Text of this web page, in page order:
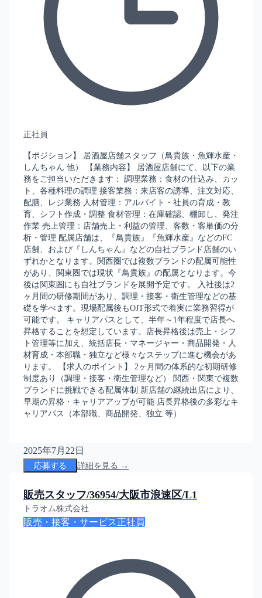
正社員
【ポジション】 居酒屋店舗スタッフ（鳥貴族・魚輝水産・
しんちゃん 他） 【業務内容】 居酒屋店舗にて、以下の業
務をご担当いただきます： 調理業務：食材の仕込み、カッ
ト、各種料理の調理 接客業務：来店客の誘導、注文対応、
配膳、レジ業務 人材管理：アルバイト・社員の育成・教
育、シフト作成・調整 食材管理：在庫確認、棚卸し、発注
作業 売上管理：店舗売上・利益の管理、客数・客単価の分
析・管理 配属店舗は、『鳥貴族』『魚輝水産』などのFC
店舗、および『しんちゃん』などの自社ブランド店舗のい
ずれかとなります。関西圏では複数ブランドの配属可能性
があり、関東圏では現状『鳥貴族』の配属となります。今
後は関東圏にも自社ブランドを展開予定です。 入社後は2
ヶ月間の研修期間があり、調理・接客・衛生管理などの基
礎を学べます。現場配属後もOJT形式で着実に業務習得が
可能です。 キャリアパスとして、半年～1年程度で店長へ
昇格することを想定しています。店長昇格後は売上・シフ
ト管理等に加え、統括店長・マネージャー・商品開発・人
材育成・本部職・独立など様々なステップに進む機会があ
ります。 【求人のポイント】 2ヶ月間の体系的な初期研修
制度あり（調理・接客・衛生管理など） 関西・関東で複数
ブランドに挑戦できる配属体制 新店舗の継続出店により、
早期の昇格・キャリアアップが可能 店長昇格後の多彩なキ
ャリアパス（本部職、商品開発、独立 等）
2025年7月22日
応募する 詳細を見る →
販売スタッフ/36954/大阪市浪速区/L1
トラオム株式会社
販売・接客・サービス 正社員